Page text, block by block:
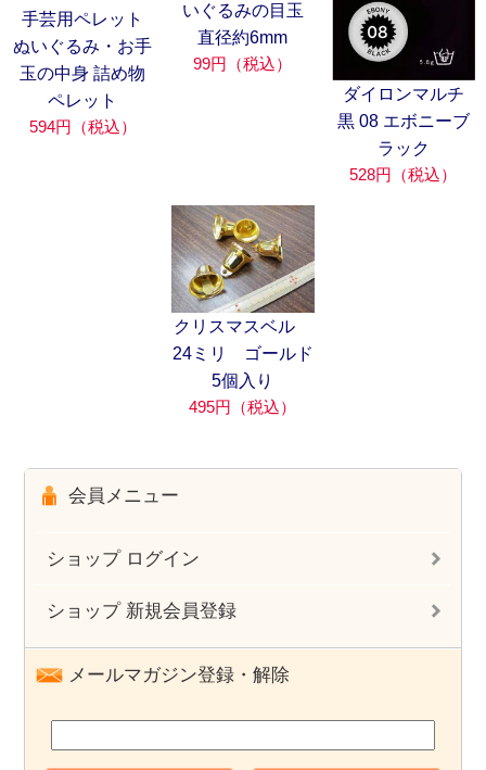
手芸用ペレット
ぬいぐるみ・お手
玉の中身 詰め物
ペレット
594円（税込）
いぐるみの目玉
直径約6mm
99円（税込）
ダイロンマルチ
黒 08 エボニーブ
ラック
528円（税込）
クリスマスベル
24ミリ ゴールド
5個入り
495円（税込）
会員メニュー
ショップ ログイン
ショップ 新規会員登録
メールマガジン登録・解除